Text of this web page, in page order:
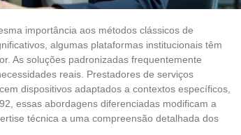
importância aos métodos clássicos de
algumas plataformas institucionais têm
As soluções padronizadas frequentemente
reais. Prestadores de serviços
dispositivos adaptados a contextos específicos,
essas abordagens diferenciadas modificam a
técnica a uma compreensão detalhada dos